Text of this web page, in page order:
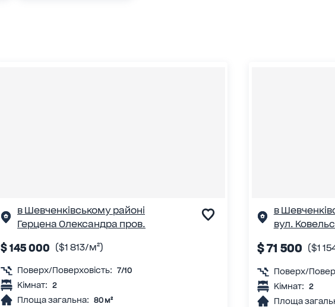
в Шевченківському районі
Герцена Олександра пров.
$ 145 000 ($1 813/м²)
Поверх/Поверховість: 7/10
Кімнат: 2
Площа загальна: 80 м²
в
вул.
$ 71 500 ($1
Поверх/
Кімнат: 2
Площа